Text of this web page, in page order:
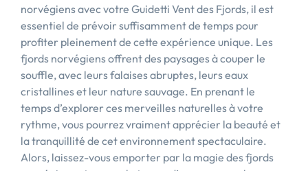
norvégiens avec votre Guidetti Vent des Fjords, il est
essentiel de prévoir suffisamment de temps pour
profiter pleinement de cette expérience unique. Les
fjords norvégiens offrent des paysages à couper le
souffle, avec leurs falaises abruptes, leurs eaux
cristallines et leur nature sauvage. En prenant le
temps d’explorer ces merveilles naturelles à votre
rythme, vous pourrez vraiment apprécier la beauté et
la tranquillité de cet environnement spectaculaire.
Alors, laissez-vous emporter par la magie des fjords